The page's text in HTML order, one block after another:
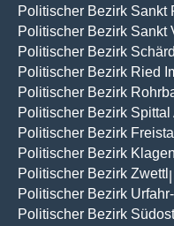
Politischer Bezirk Sankt
Politischer Bezirk Sankt
Politischer Bezirk
Politischer Bezirk Ried
Politischer Bezirk
Politischer Bezirk Spittal
Politischer Bezirk
Politischer Bezirk
Politischer Bezirk Zwettl
Politischer Bezirk
Politischer Bezirk